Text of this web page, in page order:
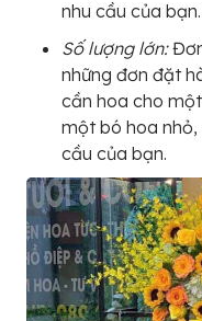
nhu cầu của bạn.
Số lượng lớn:
những đơn đặt
cần hoa cho
một bó hoa nhỏ,
cầu của bạn.